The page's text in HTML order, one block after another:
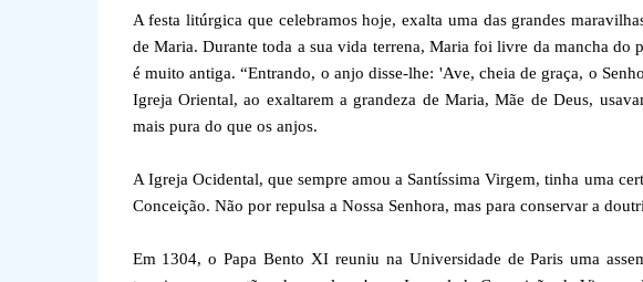
A festa litúrgica que celebramos hoje, exalta uma das grandes
de Maria. Durante toda a sua vida terrena, Maria foi livre da mancha do
é muito antiga. “Entrando, o anjo disse-lhe: 'Ave, cheia de graça, o
Igreja Oriental, ao exaltarem a grandeza de Maria, Mãe de Deus,
mais pura do que os anjos.
A Igreja Ocidental, que sempre amou a Santíssima Virgem, tinha uma
Conceição. Não por repulsa a Nossa Senhora, mas para conservar a
Em 1304, o Papa Bento XI reuniu na Universidade de Paris uma